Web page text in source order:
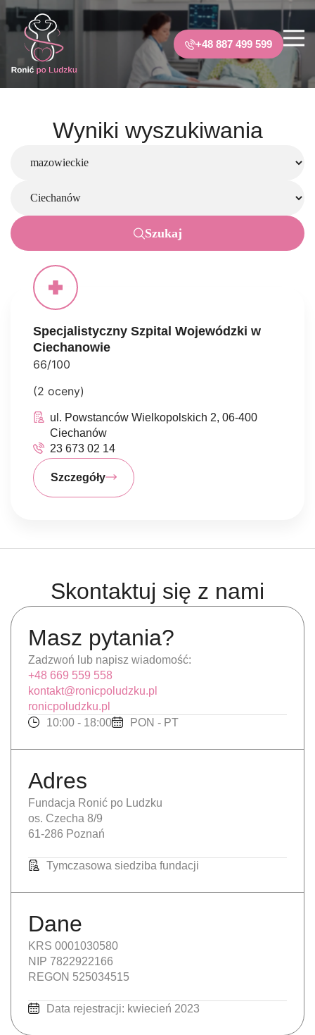
+48 887 499 599
Wyniki wyszukiwania
Szukaj
Specjalistyczny Szpital Wojewódzki w
Ciechanowie
66/100
(2 oceny)
ul. Powstanców Wielkopolskich 2, 06-400
Ciechanów
23 673 02 14
Szczegóły
Skontaktuj się z nami
Masz pytania?
Zadzwoń lub napisz wiadomość:
+48 669 559 558
kontakt@ronicpoludzku.pl
ronicpoludzku.pl
10:00 - 18:00
PON - PT
Adres
Fundacja Ronić po Ludzku
os. Czecha 8/9
61-286 Poznań
Tymczasowa siedziba fundacji
Dane
KRS 0001030580
NIP 7822922166
REGON 525034515
Data rejestracji: kwiecień 2023